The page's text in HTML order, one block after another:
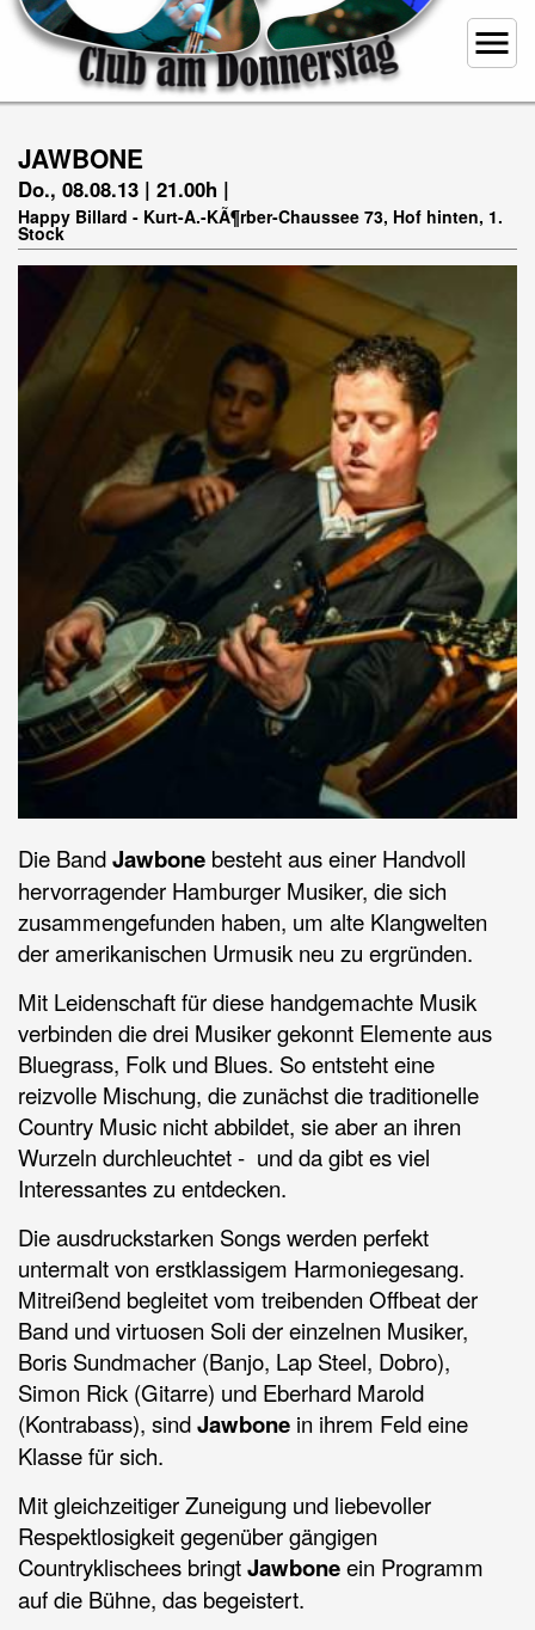
menu
JAWBONE
Do., 08.08.13 | 21.00h |
Happy Billard - Kurt-A.-KÃ¶rber-Chaussee 73, Hof hinten, 1.
Stock
Die BandJawbone besteht aus einer Handvoll
hervorragender Hamburger Musiker, die sich
zusammengefunden haben, um alte Klangwelten
der amerikanischen Urmusik neu zu ergründen.
Mit Leidenschaft für diese handgemachte Musik
verbinden die drei Musiker gekonnt Elemente aus
Bluegrass, Folk und Blues. So entsteht eine
reizvolle Mischung, die zunächst die traditionelle
Country Music nicht abbildet, sie aber an ihren
Wurzeln durchleuchtet - und da gibt es viel
Interessantes zu entdecken.
Die ausdruckstarken Songs werden perfekt
untermalt von erstklassigem Harmoniegesang.
Mitreißend begleitet vom treibenden Offbeat der
Band und virtuosen Soli der einzelnen Musiker,
Boris Sundmacher (Banjo, Lap Steel, Dobro),
Simon Rick (Gitarre) und Eberhard Marold
(Kontrabass), sindJawbone in ihrem Feld eine
Klasse für sich.
Mit gleichzeitiger Zuneigung und liebevoller
Respektlosigkeit gegenüber gängigen
Countryklischees bringtJawboneein Programm
auf die Bühne, das begeistert.